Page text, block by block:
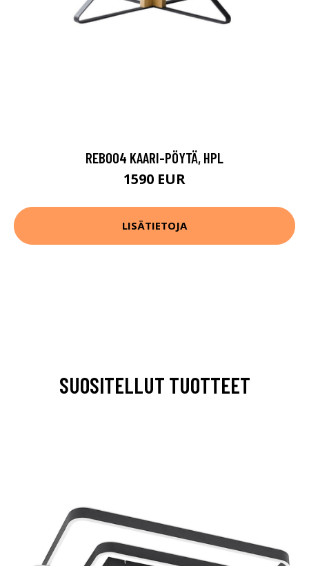
REB004 KAARI-PÖYTÄ, HPL
1590 EUR
LISÄTIETOJA
SUOSITELLUT TUOTTEET